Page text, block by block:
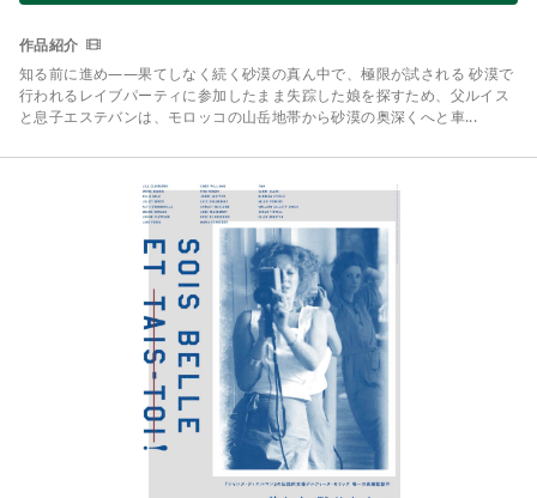
知る前に進め――果てしなく続く砂漠の真ん中で、極限が試される 砂漠で
行われるレイブパーティに参加したまま失踪した娘を探すため、父ルイス
と息子エステバンは、モロッコの山岳地帯から砂漠の奥深くへと車...